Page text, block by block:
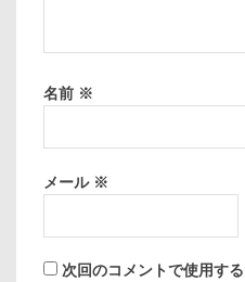
名前 ※
メール ※
次回のコメントで使用す